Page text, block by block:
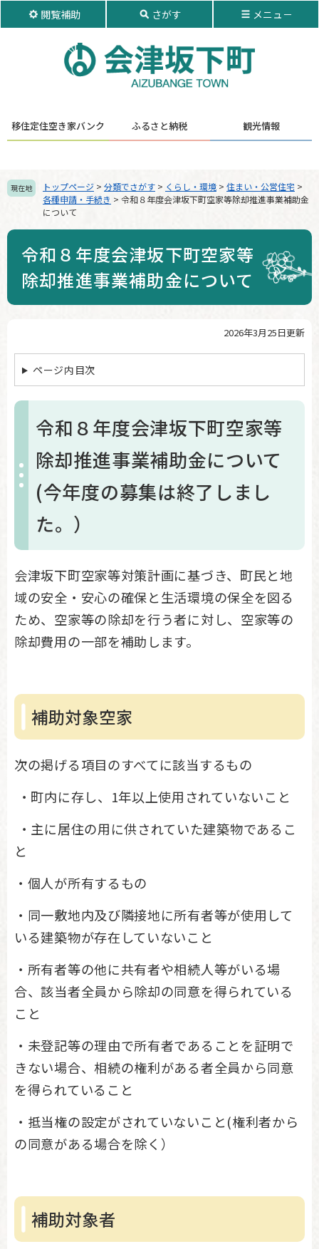
本
閲覧補助 さがす メニュ－
移住定住空き家バンク ふるさと納税 観光情報
現在地 トップページ > 分類でさがす > くらし・環境 > 住まい・公営住宅 >
各種申請・手続き > 令和８年度会津坂下町空家等除却推進事業補助金
について
令和８年度会津坂下町空家等
除却推進事業補助金について
2026年3月25日更新
ページ内目次
令和８年度会津坂下町空家等
除却推進事業補助金について
(今年度の募集は終了しまし
た。）
会津坂下町空家等対策計画に基づき、町民と地
域の安全・安心の確保と生活環境の保全を図る
ため、空家等の除却を行う者に対し、空家等の
除却費用の一部を補助します。
補助対象空家
次の掲げる項目のすべてに該当するもの
・町内に存し、1年以上使用されていないこと
・主に居住の用に供されていた建築物であるこ
と
・個人が所有するもの
・同一敷地内及び隣接地に所有者等が使用して
いる建築物が存在していないこと
・所有者等の他に共有者や相続人等がいる場
合、該当者全員から除却の同意を得られている
こと
・未登記等の理由で所有者であることを証明で
きない場合、相続の権利がある者全員から同意
を得られていること
・抵当権の設定がされていないこと(権利者から
の同意がある場合を除く）
補助対象者